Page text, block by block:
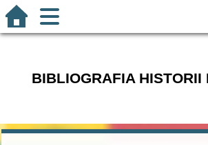
BIBLIOGRAFIA HISTORII